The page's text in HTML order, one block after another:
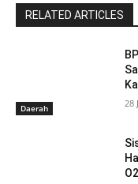
RELATED ARTICLES
Daerah 28